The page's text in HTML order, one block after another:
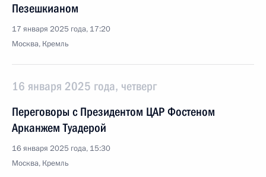
Пезешкианом
17 января 2025 года, 17:20
Москва, Кремль
16 января 2025 года, четверг
Переговоры с Президентом ЦАР Фостеном
Арканжем Туадерой
16 января 2025 года, 15:30
Москва, Кремль